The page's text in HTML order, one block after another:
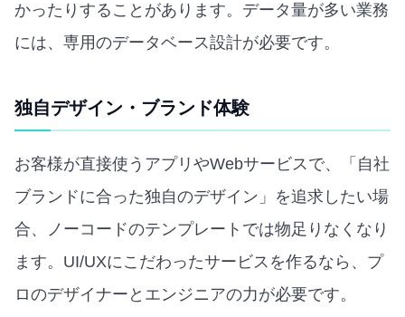
かったりすることがあります。データ量が多い業務
には、専用のデータベース設計が必要です。
独自デザイン・ブランド体験
お客様が直接使うアプリやWebサービスで、「自社
ブランドに合った独自のデザイン」を追求したい場
合、ノーコードのテンプレートでは物足りなくなり
ます。UI/UXにこだわったサービスを作るなら、プ
ロのデザイナーとエンジニアの力が必要です。